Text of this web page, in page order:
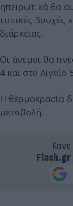
ηπειρωτικά θα
τοπικές βροχές
διάρκειας.
Οι άνεμοι θα
4 και στο
Η θερμοκρασία
μεταβολή.
Κάνε
Flash.gr